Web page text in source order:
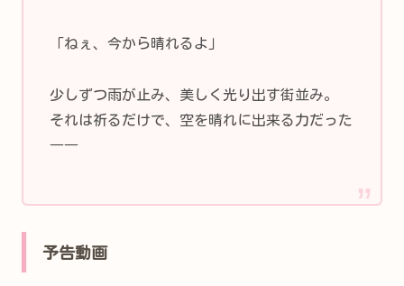
「ねぇ、今から晴れるよ」
少しずつ雨が止み、美しく光り出す街並み。
それは祈るだけで、空を晴れに出来る力だった
――
予告動画